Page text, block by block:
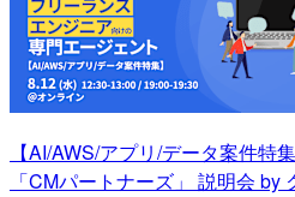
【AI/AWS/アプリ/データ案件特
「CMパートナーズ」 説明会 by